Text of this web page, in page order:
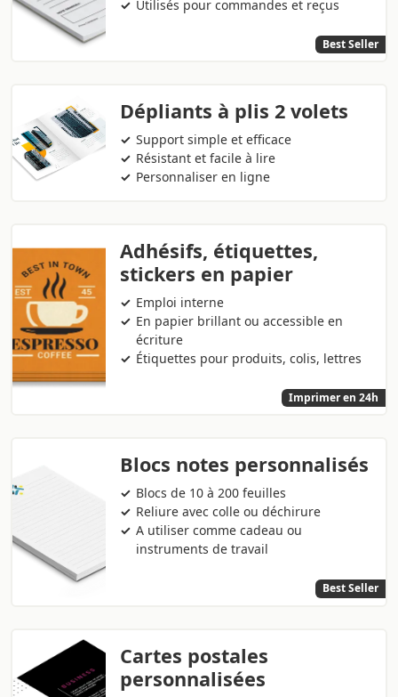
Utilisés pour commandes et reçus
Best Seller
Dépliants à plis 2 volets
Support simple et efficace
Résistant et facile à lire
Personnaliser en ligne
Adhésifs, étiquettes,
stickers en papier
Emploi interne
En papier brillant ou accessible en
écriture
Étiquettes pour produits, colis, lettres
Imprimer en 24h
Blocs notes personnalisés
Blocs de 10 à 200 feuilles
Reliure avec colle ou déchirure
A utiliser comme cadeau ou
instruments de travail
Best Seller
Cartes postales
personnalisées